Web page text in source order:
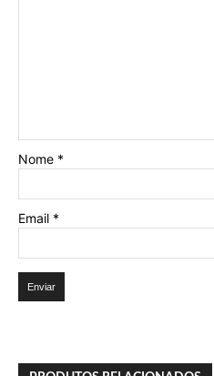
Nome *
Email *